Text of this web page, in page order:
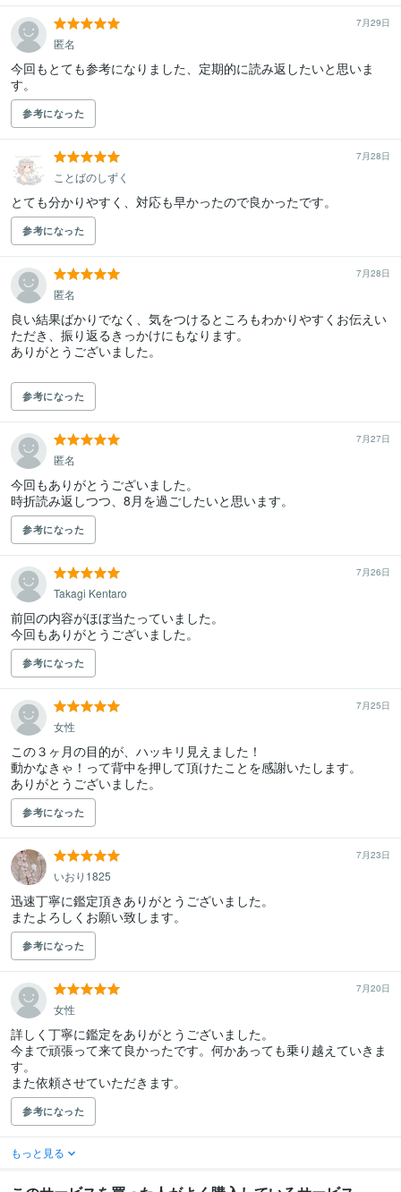
7月29日
匿名
今回もとても参考になりました、定期的に読み返したいと思いま
す。
参考になった
7月28日
ことばのしずく
とても分かりやすく、対応も早かったので良かったです。
参考になった
7月28日
匿名
良い結果ばかりでなく、気をつけるところもわかりやすくお伝えい
ただき、振り返るきっかけにもなります。
ありがとうございました。
参考になった
7月27日
匿名
今回もありがとうございました。
時折読み返しつつ、8月を過ごしたいと思います。
参考になった
7月26日
Takagi Kentaro
前回の内容がほぼ当たっていました。
今回もありがとうございました。
参考になった
7月25日
女性
この３ヶ月の目的が、ハッキリ見えました！
動かなきゃ！って背中を押して頂けたことを感謝いたします。
ありがとうございました。
参考になった
7月23日
いおり1825
迅速丁寧に鑑定頂きありがとうございました。
またよろしくお願い致します。
参考になった
7月20日
女性
詳しく丁寧に鑑定をありがとうございました。
今まで頑張って来て良かったです。何かあっても乗り越えていきま
す。
また依頼させていただきます。
参考になった
もっと見る